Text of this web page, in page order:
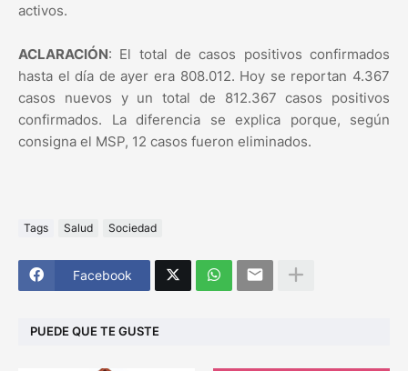
activos.
ACLARACIÓN: El total de casos positivos confirmados
hasta el día de ayer era 808.012. Hoy se reportan 4.367
casos nuevos y un total de 812.367 casos positivos
confirmados. La diferencia se explica porque, según
consigna el MSP, 12 casos fueron eliminados.
Tags Salud Sociedad
Facebook
PUEDE QUE TE GUSTE